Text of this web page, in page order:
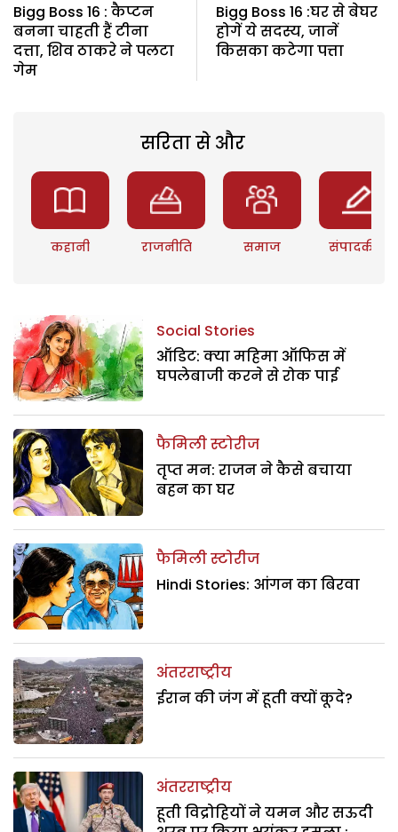
Bigg Boss 16 : कैप्टन
बनना चाहती हैं टीना
दत्ता, शिव ठाकरे ने पलटा
गेम
Bigg Boss 16 :घर से बेघर
होगें ये सदस्य, जानें
किसका कटेगा पत्ता
सरिता से और
कहानी राजनीति समाज संपादकीय
Social Stories
ऑडिट: क्या महिमा ऑफिस में
घपलेबाजी करने से रोक पाई
फैमिली स्टोरीज
तृप्त मन: राजन ने कैसे बचाया
बहन का घर
फैमिली स्टोरीज
Hindi Stories: आंगन का बिरवा
अंतरराष्ट्रीय
ईरान की जंग में हूती क्यों कूदे?
अंतरराष्ट्रीय
हूती विद्रोहियों ने यमन और सऊदी